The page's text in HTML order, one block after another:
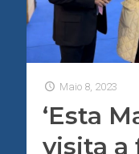
Maio 8, 2023
‘Esta
visita a